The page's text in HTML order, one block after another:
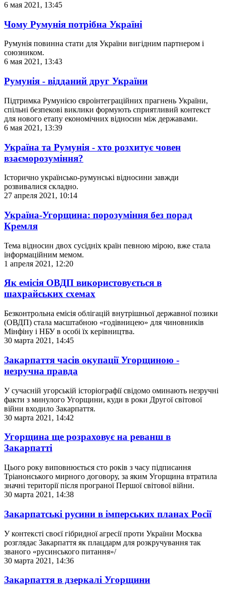
6 мая 2021, 13:45
Чому Румунія потрібна Україні
Румунія повинна стати для України вигідним партнером і
союзником.
6 мая 2021, 13:43
Румунія - відданий друг України
Підтримка Румунією євроінтеграційних прагнень України,
спільні безпекові виклики формують сприятливий контекст
для нового етапу економічних відносин між державами.
6 мая 2021, 13:39
Україна та Румунія - хто розхитує човен
взаєморозуміння?
Історично українсько-румунські відносини завжди
розвивалися складно.
27 апреля 2021, 10:14
Україна-Угорщина: порозуміння без порад
Кремля
Тема відносин двох сусідніх країн певною мірою, вже стала
інформаційним мемом.
1 апреля 2021, 12:20
Як емісія ОВДП використовується в
шахрайських схемах
Безконтрольна емісія облігацій внутрішньої державної позики
(ОВДП) стала масштабною «годівницею» для чиновників
Мінфіну і НБУ в особі їх керівництва.
30 марта 2021, 14:45
Закарпаття часів окупації Угорщиною -
незручна правда
У сучасній угорській історіографії свідомо оминають незручні
факти з минулого Угорщини, куди в роки Другої світової
війни входило Закарпаття.
30 марта 2021, 14:42
Угорщина ще розраховує на реванш в
Закарпатті
Цього року виповнюється сто років з часу підписання
Тріанонського мирного договору, за яким Угорщина втратила
значні території після програної Першої світової війни.
30 марта 2021, 14:38
Закарпатські русини в імперських планах Росії
У контексті своєї гібридної агресії проти України Москва
розглядає Закарпаття як плацдарм для розкручування так
званого «русинського питання»/
30 марта 2021, 14:36
Закарпаття в дзеркалі Угорщини